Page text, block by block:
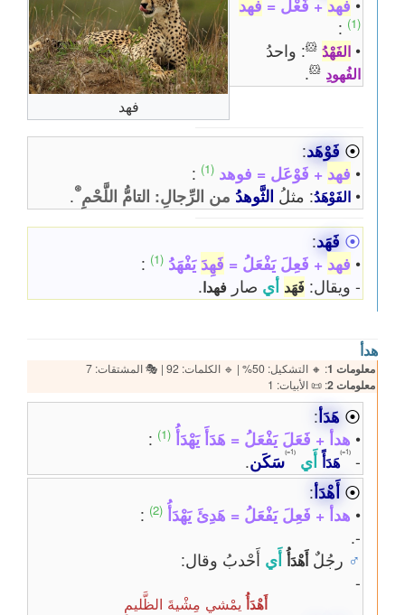
فهد
• فهد+ فَعْل = فهد
(1)
:
• الفَهْدُ 🐹: واحدُ
الفُهودِ 🐹
.
⦿ فَوْهَد:
• فهد+ فَوْعَل = فوهد (1)
:
• الفَوْهَدُ: مثلُ الثَّوهدُمن الرِّجالِ: التامُّ اللَّحْمِ⊛
.
⦿ فَهَد:
• فهد+ فَعِلَ يَفْعَلُ = فَهِدَيَفْهَدُ (1)
:
- ويقال: فَهَدأيصار فهدا.
هدأ
معلومات 1 : 🔸 التشكيل: 50% | 🔹 الكلمات: 92 | 🎭 المشتقات: 7
معلومات 2 : 📜 الأبيات: 1
⦿ هَدَأ:
• هدأ + فَعَلَ يَفْعَلُ = هَدَأَ يَهْدَأُ (1)
:
-
هَدَأًأَي سَكَن.
⦿ أَهْدَأ:
• هدأ + فَعِلَ يَفْعَلُ = هَدِئَ يَهْدَأُ (2)
:
-.
♂ رجُلٌ أَهْدَأُأَيأَحْدبُ وقال:
-
أَهْدَأُيمْشي مِشْيةَ الظَّليمِ